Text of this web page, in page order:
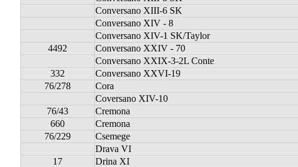
Conversano XIII-6 SK
Conversano XIV - 8
Conversano XIV-1 SK/Taylor
4492
Conversano XXIV - 70
Conversano XXIX-3-2L Conte
332
Conversano XXVI-19
76/278
Cora
Coversano XIV-10
76/43
Cremona
660
Cremona
76/229
Csemege
Drava VI
17
Drina XI